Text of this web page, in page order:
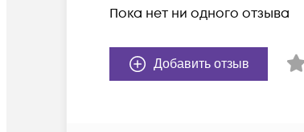
Пока нет ни одного отзыва
Добавить отзыв